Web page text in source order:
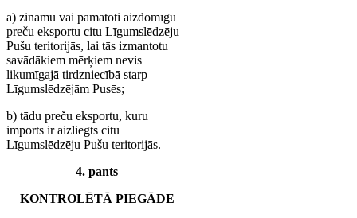
a) zināmu vai pamatoti aizdomīgu
preču eksportu citu Līgumslēdzēju
Pušu teritorijās, lai tās izmantotu
savādākiem mērķiem nevis
likumīgajā tirdzniecībā starp
Līgumslēdzējām Pusēs;
b) tādu preču eksportu, kuru
imports ir aizliegts citu
Līgumslēdzēju Pušu teritorijās.
4. pants
KONTROLĒTĀ PIEGĀDE